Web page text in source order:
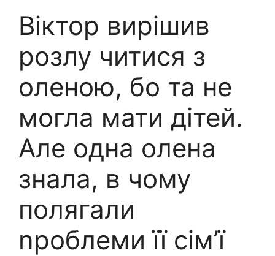
Віктор вирішив
розлу читися з
оленою, бо та не
могла мати дітей.
Але одна олена
знала, в чому
полягали
nроблеми її сім’ї